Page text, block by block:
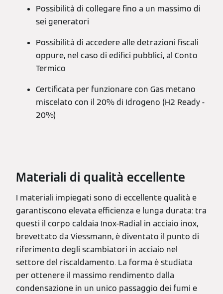
Possibilità di collegare fino a un massimo di
sei generatori
Possibilità di accedere alle detrazioni fiscali
oppure, nel caso di edifici pubblici, al Conto
Termico
Certificata per funzionare con Gas metano
miscelato con il 20% di Idrogeno (H2 Ready -
20%)
Materiali di qualità eccellente
I materiali impiegati sono di eccellente qualità e
garantiscono elevata efficienza e lunga durata: tra
questi il corpo caldaia Inox-Radial in acciaio inox,
brevettato da Viessmann, è diventato il punto di
riferimento degli scambiatori in acciaio nel
settore del riscaldamento. La forma è studiata
per ottenere il massimo rendimento dalla
condensazione in un unico passaggio dei fumi e